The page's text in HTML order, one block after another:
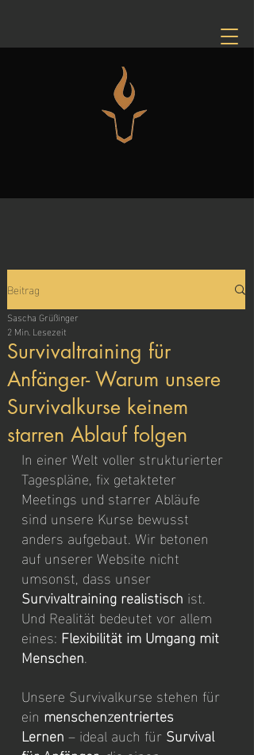
Beitrag
Survivaltraining für
Anfänger- Warum unsere
Survivalkurse keinem
starren Ablauf folgen
Sascha Grüßinger
2 Min. Lesezeit
In einer Welt voller strukturierter
Tagespläne, fix getakteter
Meetings und starrer Abläufe
sind unsere Kurse bewusst
anders aufgebaut. Wir betonen
auf unserer Website nicht
umsonst, dass unser
Survivaltraining realistisch ist.
Und Realität bedeutet vor allem
eines: Flexibilität im Umgang mit
Menschen.
Unsere Survivalkurse stehen für
ein menschenzentriertes
Lernen – ideal auch für Survival